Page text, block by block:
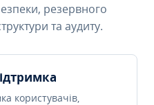
резервного
та аудиту.
користувачів,